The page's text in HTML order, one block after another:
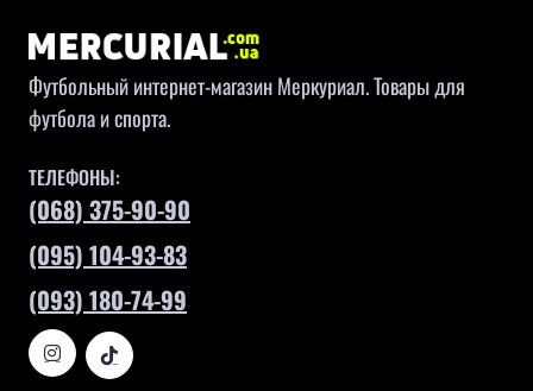
Футбольный интернет-магазин Меркуриал. Товары для
футбола и спорта.
ТЕЛЕФОНЫ:
(068) 375-90-90
(095) 104-93-83
(093) 180-74-99